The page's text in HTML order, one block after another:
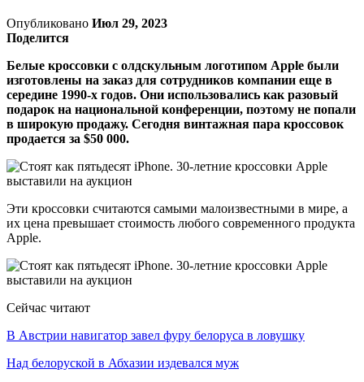
Опубликовано Июл 29, 2023
Поделится
Белые кроссовки с олдскульным логотипом Apple были
изготовлены на заказ для сотрудников компании еще в
середине 1990-х годов. Они использовались как разовый
подарок на национальной конференции, поэтому не попали
в широкую продажу. Сегодня винтажная пара кроссовок
продается за $50 000.
Эти кроссовки считаются самыми малоизвестными в мире, а
их цена превышает стоимость любого современного продукта
Apple.
Сейчас читают
В Австрии навигатор завел фуру белоруса в ловушку
Над белоруской в Абхазии издевался муж